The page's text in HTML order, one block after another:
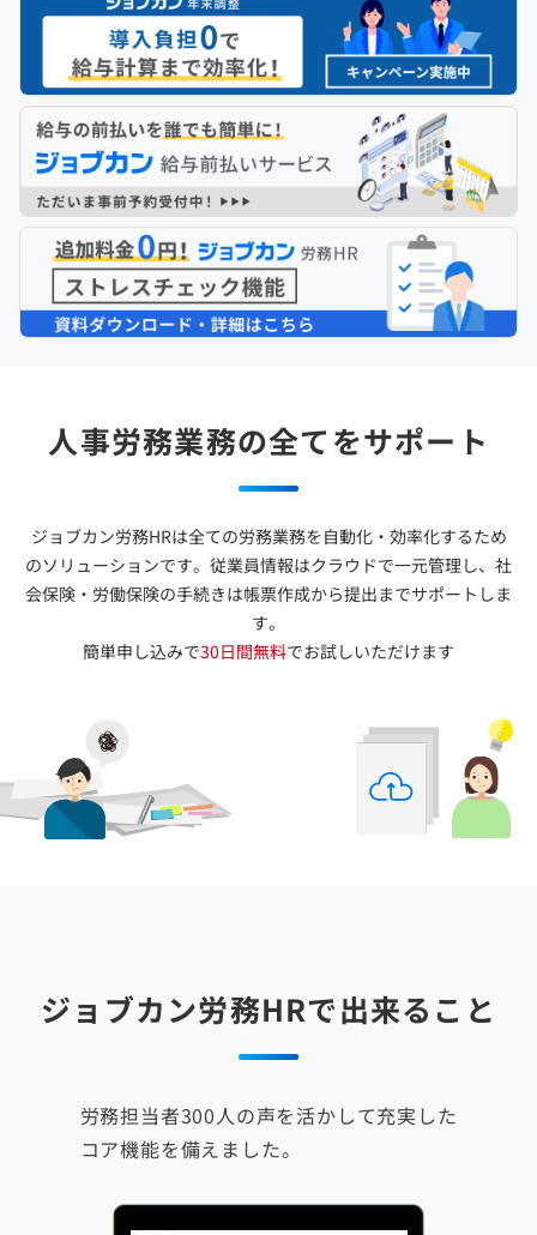
人事労務業務の全てをサポート
ジョブカン労務HRは全ての労務業務を自動化・効率化するため
のソリューションです。 従業員情報はクラウドで一元管理し、 社
会保険・労働保険の手続きは帳票作成から提出までサポートしま
す。
簡単申し込みで30日間無料でお試しいただけます
ジョブカン労務HRで出来ること
労務担当者300人の声を活かして充実した
コア機能を備えました。